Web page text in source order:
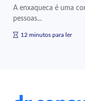
A enxaqueca é uma
pessoas...
12 minutos para ler